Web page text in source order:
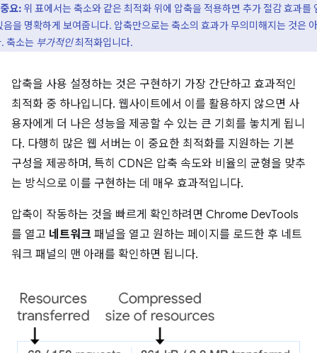
중요: 위 표에서는 축소와 같은 최적화 위에 압축을 적용하면 추가 절감 효과를
음을 명확하게 보여줍니다. 압축만으로는 축소의 효과가 무의미해지는 것은
축소는 부가적인최적화입니다.
압축을 사용 설정하는 것은 구현하기 가장 간단하고 효과적인
최적화 중 하나입니다. 웹사이트에서 이를 활용하지 않으면 사
용자에게 더 나은 성능을 제공할 수 있는 큰 기회를 놓치게 됩니
다. 다행히 많은 웹 서버는 이 중요한 최적화를 지원하는 기본
구성을 제공하며, 특히 CDN은 압축 속도와 비율의 균형을 맞추
는 방식으로 이를 구현하는 데 매우 효과적입니다.
압축이 작동하는 것을 빠르게 확인하려면 Chrome DevTools
를 열고 네트워크 패널을 열고 원하는 페이지를 로드한 후 네트
워크 패널의 맨 아래를 확인하면 됩니다.